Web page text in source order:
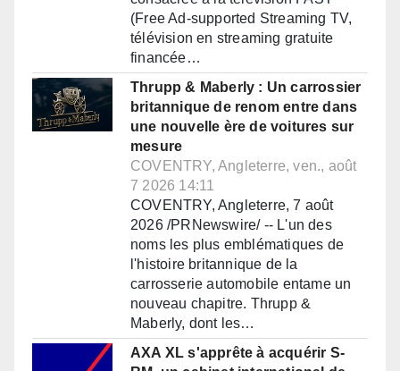
(Free Ad-supported Streaming TV,
télévision en streaming gratuite
financée…
Thrupp & Maberly : Un carrossier
britannique de renom entre dans
une nouvelle ère de voitures sur
mesure
COVENTRY, Angleterre, ven., août
7 2026 14:11
COVENTRY, Angleterre, 7 août
2026 /PRNewswire/ -- L'un des
noms les plus emblématiques de
l'histoire britannique de la
carrosserie automobile entame un
nouveau chapitre. Thrupp &
Maberly, dont les…
AXA XL s'apprête à acquérir S-